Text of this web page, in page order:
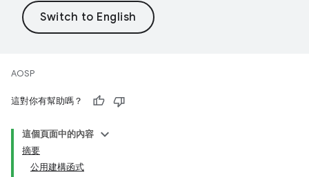
AOSP
這對你有幫助嗎？
這個頁面中的內容
摘要
公用建構函式